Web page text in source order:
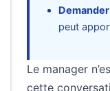
peut
Le manager
cette